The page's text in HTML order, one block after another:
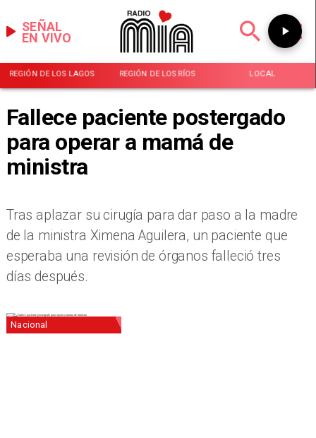
EN VIVO
SEÑAL
REGIÓN DE LOS LAGOS REGIÓN DE LOS RÍOS LOCAL
Fallece paciente postergado
para operar a mamá de
ministra
Tras aplazar su cirugía para dar paso a la madre
de la ministra Ximena Aguilera, un paciente que
esperaba una revisión de órganos falleció tres
días después.
Nacional